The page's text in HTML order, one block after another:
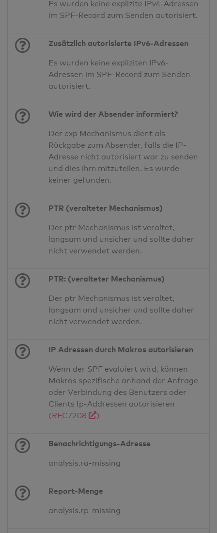
Es wurden keine explizite IPv4-Adressen
im SPF-Record zum Senden autorisiert.
Zusätzlich autorisierte IPv6-Adressen
Es wurden keine expliziten IPv6-
Adressen im SPF-Record zum Senden
autorisiert.
Wie wird der Absender informiert?
Der exp Mechanismus dient als
Rückgabe zum Absender, falls die IP-
Adresse nicht autorisiert war zu senden
und dies ihm mitzuteilen. Es wurde
keiner gefunden.
PTR (veralteter Mechanismus)
Der ptr Mechanismus ist veraltet,
langsam und unsicher und sollte daher
nicht verwendet werden.
PTR: (veralteter Mechanismus)
Der ptr Mechanismus ist veraltet,
langsam und unsicher und sollte daher
nicht verwendet werden.
IP Adressen durch Makros autorisieren
Wenn der SPF evaluiert wird, können
Makros spezifische anhand der Anfrage
oder Verbindung des Benutzers oder
Clients Ip-Addressen autorisieren
(RFC7208
)
Benachrichtigungs-Adresse
analysis.ra-missing
Report-Menge
analysis.rp-missing